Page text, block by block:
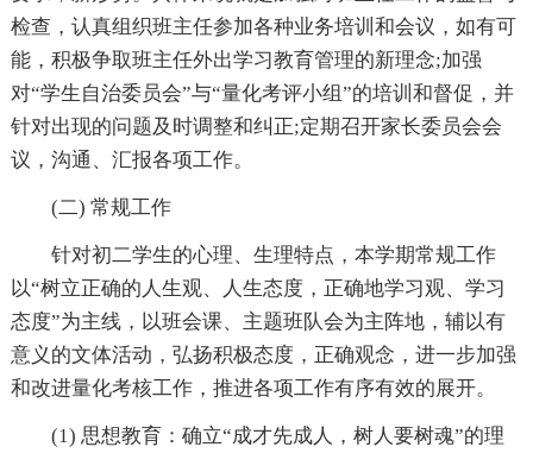
检查，认真组织班主任参加各种业务培训和会议，如有可
能，积极争取班主任外出学习教育管理的新理念;加强
对“学生自治委员会”与“量化考评小组”的培训和督促，并
针对出现的问题及时调整和纠正;定期召开家长委员会会
议，沟通、汇报各项工作。
(二) 常规工作
针对初二学生的心理、生理特点，本学期常规工作
以“树立正确的人生观、人生态度，正确地学习观、学习
态度”为主线，以班会课、主题班队会为主阵地，辅以有
意义的文体活动，弘扬积极态度，正确观念，进一步加强
和改进量化考核工作，推进各项工作有序有效的展开。
(1) 思想教育：确立“成才先成人，树人要树魂”的理